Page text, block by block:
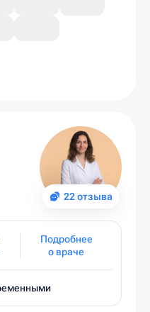
22 отзыва
Подробнее
о враче